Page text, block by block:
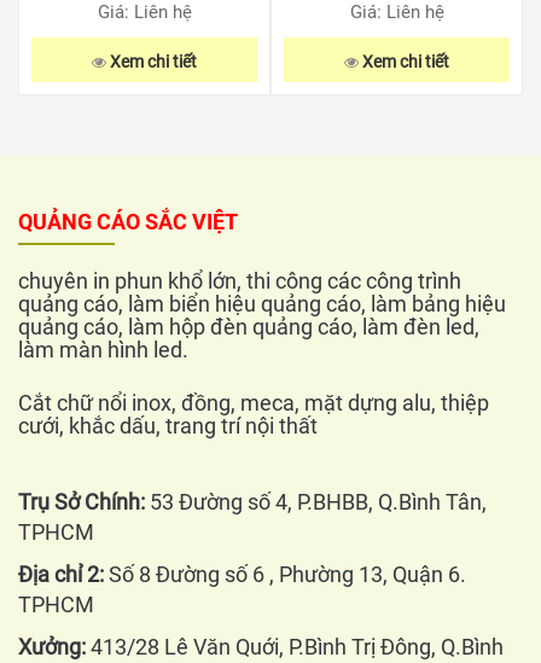
Giá: Liên hệ
Xem chi tiết
Giá: Liên hệ
Xem chi tiết
QUẢNG CÁO SẮC VIỆT
chuyên in phun khổ lớn, thi công các công trình
quảng cáo, làm biển hiệu quảng cáo, làm bảng hiệu
quảng cáo, làm hộp đèn quảng cáo, làm đèn led,
làm màn hình led.
Cắt chữ nổi inox, đồng, meca, mặt dựng alu, thiệp
cưới, khắc dấu, trang trí nội thất
Trụ Sở Chính: 53 Đường số 4, P.BHBB, Q.Bình Tân,
TPHCM
Địa chỉ 2:Số 8 Đường số 6 , Phường 13, Quận 6.
TPHCM
Xưởng:413/28 Lê Văn Quới, P.Bình Trị Đông, Q.Bình